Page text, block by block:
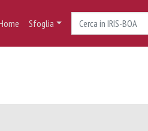
Sfoglia